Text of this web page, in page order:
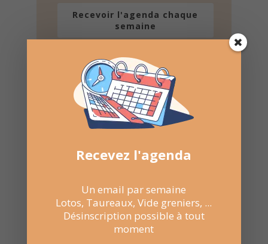
Recevoir l'agenda chaque
semaine
Nombre de consultations : 183
Recevez l'agenda
Un email par semaine
Lotos, Taureaux, Vide greniers, ...
Désinscription possible à tout
moment